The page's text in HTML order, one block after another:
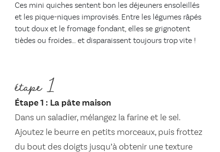
Ces mini quiches sentent bon les déjeuners ensoleillés
et les pique-niques improvisés. Entre les légumes râpés
tout doux et le fromage fondant, elles se grignotent
tièdes ou froides… et disparaissent toujours trop vite !
étape 1
Étape 1 : La pâte maison
Dans un saladier, mélangez la farine et le sel.
Ajoutez le beurre en petits morceaux, puis frottez
du bout des doigts jusqu’à obtenir une texture